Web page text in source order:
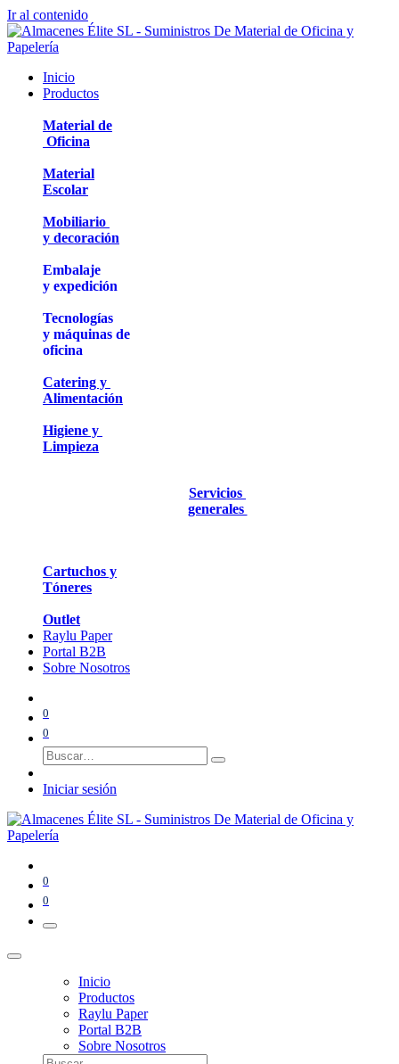
Ir al contenido
Inicio
Productos
Material de
Oficina
Material
Escolar
Mobiliario
y decoración
Embalaje
y expedición
Tecnologías
y máquinas de
oficina
Catering y
Alimentación
Higiene y
Limpieza
Servicios
generales
Cartuchos y
Tóneres
Outlet
Raylu Paper
Portal B2B
Sobre Nosotros
0
0
Iniciar sesión
0
0
Inicio
Productos
Raylu Paper
Portal B2B
Sobre Nosotros